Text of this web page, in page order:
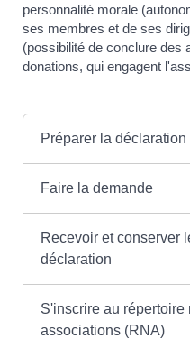
personnalité morale
ses membres et de ses
(possibilité de conclure des
donations, qui engagent
Préparer la déclaration
Faire la demande
Recevoir et conserver
déclaration
S'inscrire au répertoire
associations (RNA)